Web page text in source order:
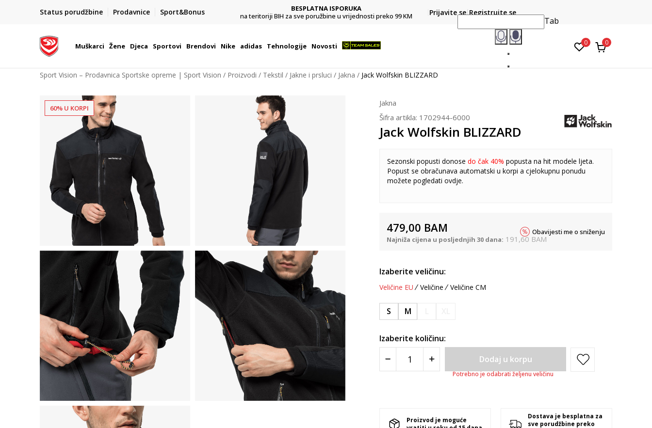
Status porudžbine Prodavnice Sport&Bonus
POZOVITE NAS NA : 055/490-400
Pon-Pet od 9h - 16h
BESPLATNA ISPORUKA
na teritoriji BIH za sve poružbine u vrijednosti preko 99 KM
Platite karticom online i preuzmite u prodavnici po vašem
Prijavite se Registrujte se
Muškarci Žene Djeca Sportovi Brendovi Nike adidas Tehnologije Novosti
Tab
0 0
Sport Vision – Prodavnica Sportske opreme | Sport Vision Proizvodi Tekstil Jakne i prsluci Jakna Jack Wolfskin BLIZZARD
60% U KORPI
Jakna
Šifra artikla: 1702944-6000
Jack Wolfskin BLIZZARD
Sezonski popusti donose do čak 40% popusta na hit modele ljeta.
Popust se obračunava automatski u korpi a cjelokupnu ponudu
možete pogledati ovdje.
479,00 BAM
Najniža cijena u posljednjih 30 dana: 191,60 BAM
Obavijesti me o sniženju
Izaberite veličinu:
Veličine EU Veličine Veličine CM
S M
Izaberite količinu:
Dodaj u korpu
Potrebno je odabrati željenu veličinu
Proizvod je moguće
Dostava je besplatna za
sve porudžbine preko